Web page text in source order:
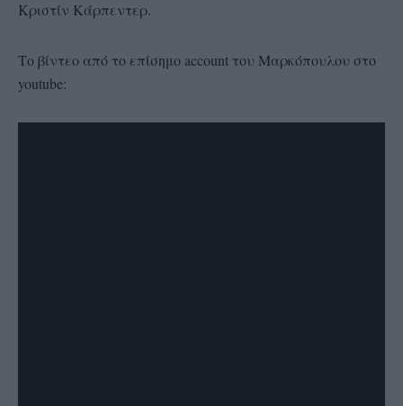
Κριστίν Κάρπεντερ.
Το βίντεο από το επίσημο account του Μαρκόπουλου στο
youtube: